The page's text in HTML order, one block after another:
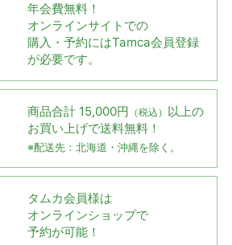
年会費無料！
オンラインサイトでの
購入・予約にはTamca会員登録
が必要です。
商品合計 15,000円 （税込） 以上の
お買い上げで送料無料！
※配送先：北海道・沖縄を除く。
タムカ会員様は
オンラインショップで
予約が可能！